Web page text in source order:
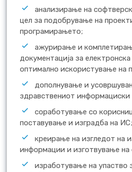
анализирање на
цел за подобрување на
програмирањето;
ажурирање и
документација за
оптимално искористување на
дополнување и
здравствениот
соработување со
поставување и изградба на ИС;
креирање на изгледот на
информации и изготвување на
изработување на упаство